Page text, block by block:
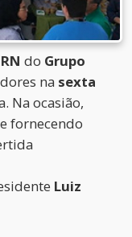
do Grupo
na sexta
Na ocasião,
fornecendo
Luiz